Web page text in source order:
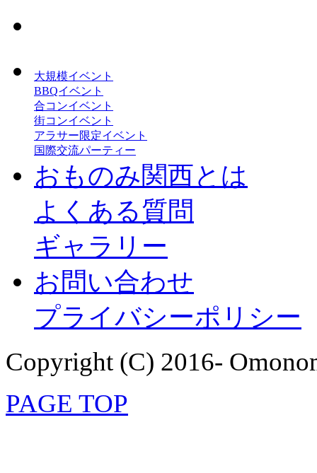
大規模イベント
BBQイベント
合コンイベント
街コンイベント
アラサー限定イベント
国際交流パーティー
おものみ関西とは
よくある質問
ギャラリー
お問い合わせ
プライバシーポリシー
Copyright (C) 2016-
PAGE TOP